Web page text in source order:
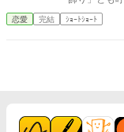
デザインで形作られている。
恋愛 完結 ｼｮｰﾄｼｮｰﾄ